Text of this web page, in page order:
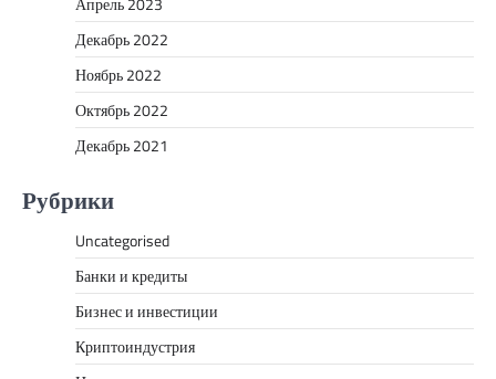
Декабрь 2022
Ноябрь 2022
Октябрь 2022
Декабрь 2021
Рубрики
Uncategorised
Банки и кредиты
Бизнес и инвестиции
Криптоиндустрия